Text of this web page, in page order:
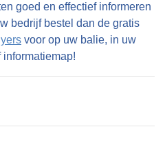
goed en effectief informeren
bedrijf bestel dan de gratis
voor op uw balie, in uw
informatiemap!